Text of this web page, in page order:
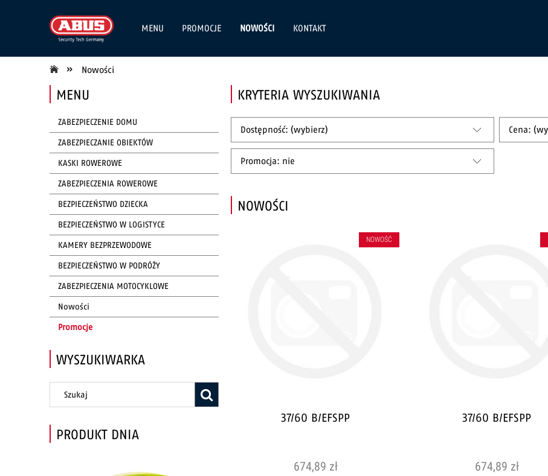
MENU PROMOCJE NOWOŚCI KONTAKT
» Nowości
MENU
ZABEZPIECZENIE DOMU
ZABEZPIECZANIE OBIEKTÓW
KASKI ROWEROWE
ZABEZPIECZENIA ROWEROWE
BEZPIECZEŃSTWO DZIECKA
BEZPIECZEŃSTWO W LOGISTYCE
KAMERY BEZPRZEWODOWE
BEZPIECZEŃSTWO W PODRÓŻY
ZABEZPIECZENIA MOTOCYKLOWE
Nowości
Promocje
WYSZUKIWARKA
PRODUKT DNIA
KRYTERIA WYSZUKIWANIA
Dostępność: (wybierz) Cena:
Promocja: nie
NOWOŚCI
37/60 B/EFSPP
674,89 zł
NOWOŚĆ
37/60 B/EFSPP
674,89 zł